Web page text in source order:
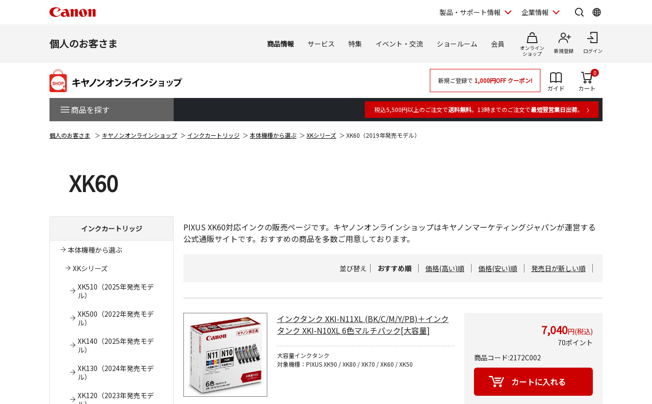
製品・サポート情報 企業情報
個人のお客さま 商品情報 サービス 特集 イベント・交流 ショールーム 会員
オンライン
ショップ
新規登録 ログイン
商品を探す
新規ご登録で 1,000円OFFクーポン!
ガイド
カート
0
税込5,500円以上のご注文で送料無料。13時までのご注文で最短翌営業日出荷。
個人のお客さま キヤノンオンラインショップ インクカートリッジ 本体機種から選ぶ XKシリーズ XK60（2019年発売モデル）
XK60
インクカートリッジ
本体機種から選ぶ
XKシリーズ
XK510（2025年発売モデ
ル）
XK500（2022年発売モデ
ル）
XK140（2025年発売モデ
ル）
XK130（2024年発売モデ
ル）
XK120（2023年発売モデ
PIXUS XK60対応インクの販売ページです。キヤノンオンラインショップはキヤノンマーケティングジャパンが運営する
公式通販サイトです。おすすめの商品を多数ご用意しております。
並び替え おすすめ順 価格(高い)順 価格(安い)順 発売日が新しい順
インクタンク XKI-N11XL (BK/C/M/Y/PB)＋インク
タンク XKI-N10XL 6色マルチパック[大容量]
大容量インクタンク
対象機種：PIXUS XK90 / XK80 / XK70 / XK60 / XK50
7,040円(税込)
70ポイント
商品コード:2172C002